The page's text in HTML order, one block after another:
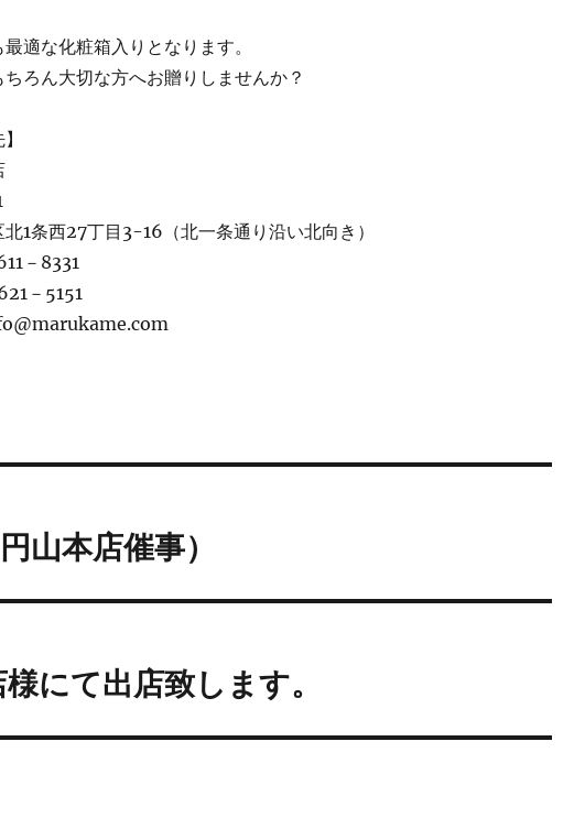
適な化粧箱入りとなります。
ちろん大切な方へお贈りしませんか？
1条西27丁目3-16（北一条通り沿い北向き）
－8331
－5151
山本店催事）
にて出店致します。